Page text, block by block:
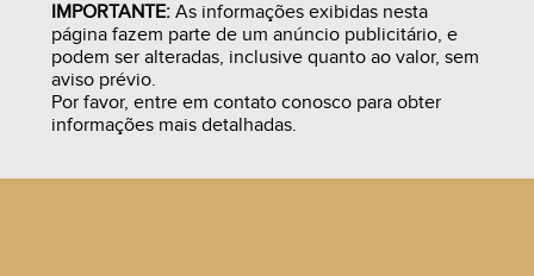
IMPORTANTE:As informações exibidas nesta
página fazem parte de um anúncio publicitário, e
podem ser alteradas, inclusive quanto ao valor, sem
aviso prévio.
Por favor, entre em contato conosco para obter
informações mais detalhadas.